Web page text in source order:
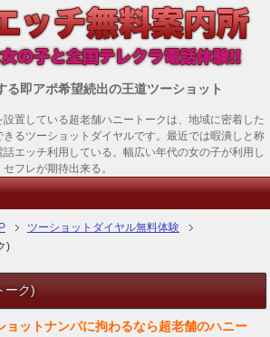
る即アポ希望続出の王道ツーショット
置している超老舗ハニートークは、地域に密着した
るツーショットダイヤルです。最近では暇潰しと称
エッチ利用している。幅広い年代の女の子が利用し
フレが期待出来る。
ツーショットダイヤル無料体験
)
ーク)
ョットナンパに拘わるなら超老舗のハニー